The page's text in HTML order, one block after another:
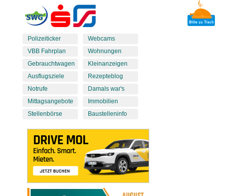
Polizeiticker
VBB Fahrplan
Gebrauchtwagen
Ausflugsziele
Notrufe
Mittagsangebote
Stellenbörse
Webcams
Wohnungen
Kleinanzeigen
Rezepteblog
Damals war's
Immobilien
Baustelleninfo